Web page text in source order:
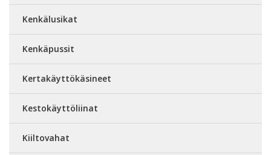
Kenkälusikat
Kenkäpussit
Kertakäyttökäsineet
Kestokäyttöliinat
Kiiltovahat